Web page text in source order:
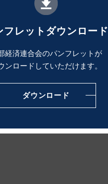
フレットダウンロード
経済連合会のパンフレットが
ンロードしていただけます。
ダウンロード